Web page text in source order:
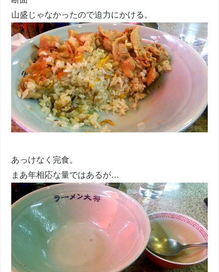
山盛じゃなかったので迫力にかける。
あっけなく完食。
まあ年相応な量ではあるが…